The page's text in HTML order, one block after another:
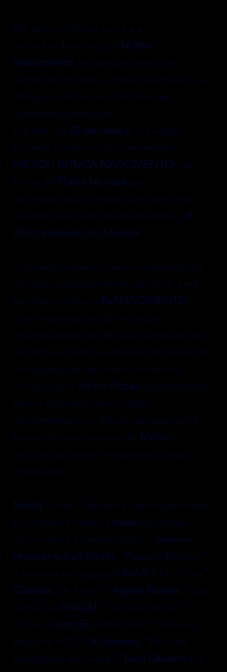
Mil tons, infinitos sons e a
inconfundível voz de Milton
Nascimento ecoam por todos os
cantos do mundo, onde sua música já
chegou a tocar os corações de
diferentes gerações.
A partir de 20 de março, o público
poderá conferir o documentário
MILTON BITUCA NASCIMENTO, um
filme de Flavia Moraes que
acompanhou o artista por dois anos
durante sua turnê de despedida, “A
Última Sessão de Música“.
O projeto reservou uma surpresa para
os fãs e, paralelamente ao filme, será
lançado o álbum ReNASCIMENTO,
com regravações de músicas
imortalizadas por Bituca, cantadas por
um time eclético e diverso de vozes da
nova geração da música brasileira.
Dirigido por Victor Pozas, que também
assina a direção musical do
documentário, o álbum apresenta 12
faixas do cancioneiro de Milton,
escolhidas pelos intérpretes e seus
produtores.
Sandy canta “Travessia” acompanhada
por Mateus Asato, Liniker escolheu
“Encontros e Despedidas”, Johnny
Hooker e Kell Smith, “Paula e Bebeto”,
a cantora portuguesa MARO faz “Cais”,
Clarissa, “A Festa”, Agnes Nunes, “Lua
Girou” e ANALU, “Canção do Sal”.
O Duo OutroEu interpreta “Clube da
esquina n°2”, Os Garotin, “Bola de
Meia Bola de Gude”, Tuca Oliveira faz